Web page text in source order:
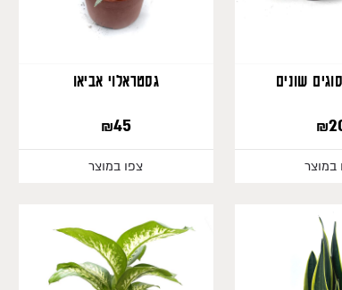
שונים
₪
במוצר
גסטראלוי אביאו
45
₪
צפו במוצר